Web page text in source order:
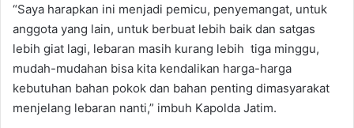
“Saya harapkan ini menjadi pemicu, penyemangat, untuk
anggota yang lain, untuk berbuat lebih baik dan satgas
lebih giat lagi, lebaran masih kurang lebih tiga minggu,
mudah-mudahan bisa kita kendalikan harga-harga
kebutuhan bahan pokok dan bahan penting dimasyarakat
menjelang lebaran nanti,” imbuh Kapolda Jatim.